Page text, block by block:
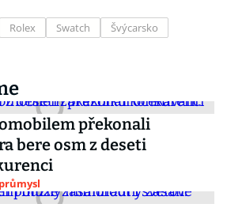
Rolex Swatch Švýcarsko
překonali
bere osm z deseti